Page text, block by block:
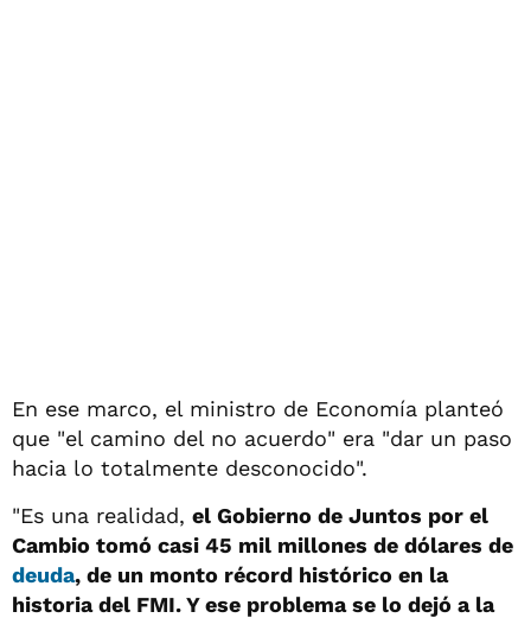
En ese marco, el ministro de Economía planteó
que "el camino del no acuerdo" era "dar un paso
hacia lo totalmente desconocido".
"Es una realidad, el Gobierno de Juntos por el
Cambio tomó casi 45 mil millones de dólares de
deuda, de un monto récord histórico en la
historia del FMI. Y ese problema se lo dejó a la